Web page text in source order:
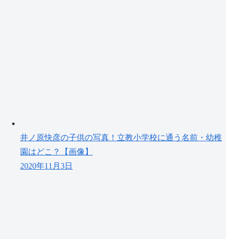
井ノ原快彦の子供の写真！立教小学校に通う名前・幼稚
園はどこ？【画像】
2020年11月3日